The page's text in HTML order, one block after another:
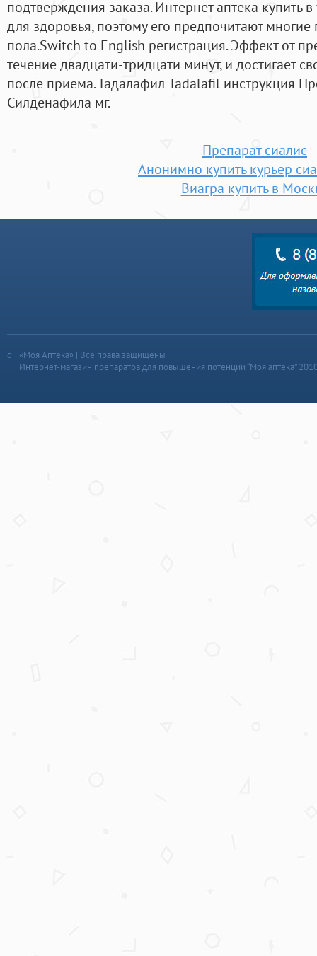
подтверждения заказа. Интернет аптека купить
для здоровья, поэтому его предпочитают многие
пола.Switch to English регистрация. Эффект от
течение двадцати-тридцати минут, и достигает
после приема. Тадалафил Tadalafil инструкция
Силденафила мг.
Препарат сиалис
Анонимно купить курьер
Виагра купить в
«Моя Аптека» | Все права защищены
Интернет-магазин препаратов для повышения потенции “Моя аптека”